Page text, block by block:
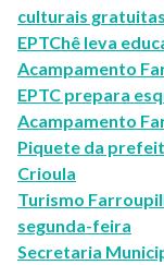
culturais gratuitas
EPTChê leva
Acampamento
EPTC prepara
Acampamento
Piquete da
Crioula
Turismo
segunda-feira
Secretaria